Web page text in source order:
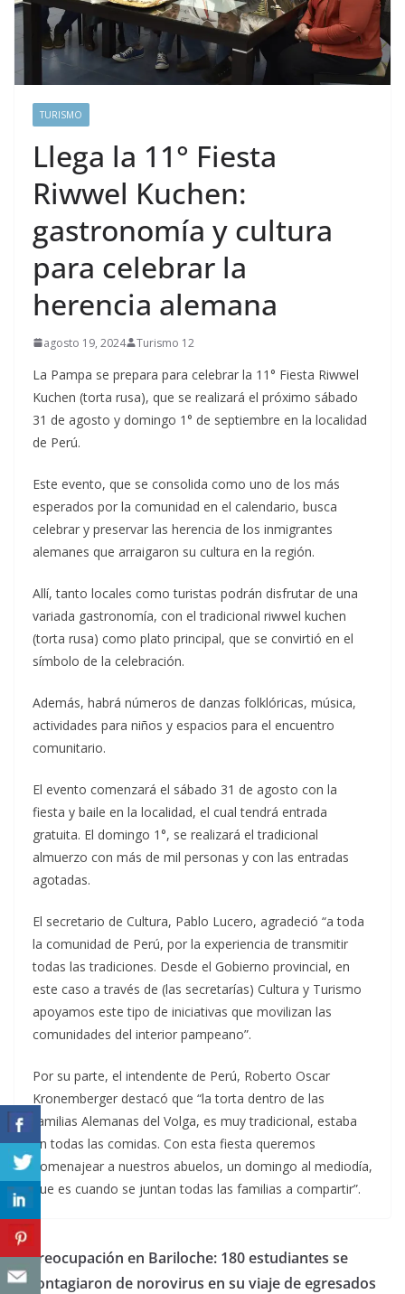
TURISMO
Llega la 11° Fiesta
Riwwel Kuchen:
gastronomía y cultura
para celebrar la
herencia alemana
agosto 19, 2024 Turismo 12
La Pampa se prepara para celebrar la 11° Fiesta Riwwel
Kuchen (torta rusa), que se realizará el próximo sábado
31 de agosto y domingo 1° de septiembre en la localidad
de Perú.
Este evento, que se consolida como uno de los más
esperados por la comunidad en el calendario, busca
celebrar y preservar las herencia de los inmigrantes
alemanes que arraigaron su cultura en la región.
Allí, tanto locales como turistas podrán disfrutar de una
variada gastronomía, con el tradicional riwwel kuchen
(torta rusa) como plato principal, que se convirtió en el
símbolo de la celebración.
Además, habrá números de danzas folklóricas, música,
actividades para niños y espacios para el encuentro
comunitario.
El evento comenzará el sábado 31 de agosto con la
fiesta y baile en la localidad, el cual tendrá entrada
gratuita. El domingo 1°, se realizará el tradicional
almuerzo con más de mil personas y con las entradas
agotadas.
El secretario de Cultura, Pablo Lucero, agradeció “a toda
la comunidad de Perú, por la experiencia de transmitir
todas las tradiciones. Desde el Gobierno provincial, en
este caso a través de (las secretarías) Cultura y Turismo
apoyamos este tipo de iniciativas que movilizan las
comunidades del interior pampeano”.
Por su parte, el intendente de Perú, Roberto Oscar
Kronemberger destacó que “la torta dentro de las
familias Alemanas del Volga, es muy tradicional, estaba
en todas las comidas. Con esta fiesta queremos
homenajear a nuestros abuelos, un domingo al mediodía,
que es cuando se juntan todas las familias a compartir”.
Preocupación en Bariloche: 180 estudiantes se
contagiaron de norovirus en su viaje de egresados